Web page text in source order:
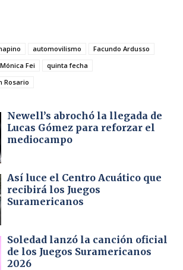
automovilismo
Facundo Ardusso
Mónica Fei
quinta fecha
Rosario
Newell’s abrochó la llegada de
Lucas Gómez para reforzar el
mediocampo
Así luce el Centro Acuático que
recibirá los Juegos
Suramericanos
Soledad lanzó la canción oficial
de los Juegos Suramericanos
2026